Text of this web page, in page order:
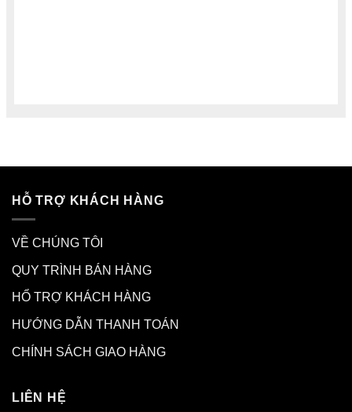
HỖ TRỢ KHÁCH HÀNG
VỀ CHÚNG TÔI
QUY TRÌNH BÁN HÀNG
HỔ TRỢ KHÁCH HÀNG
HƯỚNG DẪN THANH TOÁN
CHÍNH SÁCH GIAO HÀNG
LIÊN HỆ